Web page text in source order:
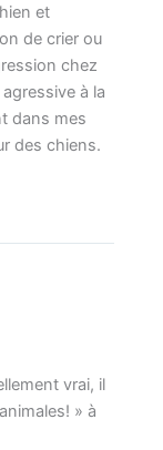
et
de crier ou
chez
à la
dans mes
des chiens.
vrai, il
» à